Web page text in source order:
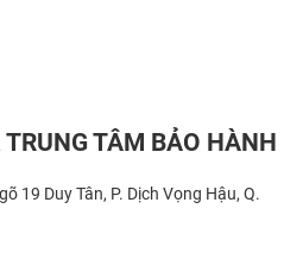
TÂM BẢO HÀNH
19 Duy Tân, P. Dịch Vọng Hậu, Q.